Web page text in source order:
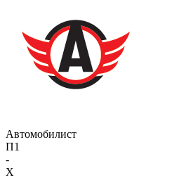
Автомобилист
П1
-
X